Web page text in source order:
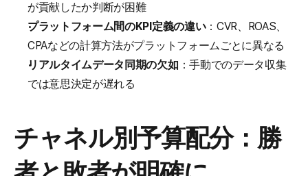
が貢献したか判断が困難
プラットフォーム間のKPI定義の違い：CVR、ROAS、
CPAなどの計算方法がプラットフォームごとに異なる
リアルタイムデータ同期の欠如 ：手動でのデータ収集
では意思決定が遅れる
チャネル別予算配分：勝